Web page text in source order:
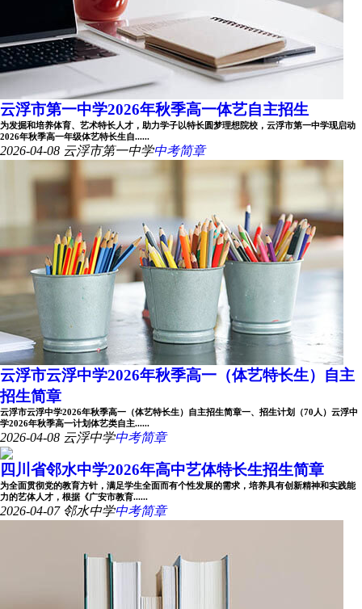
云浮市第一中学2026年秋季高一体艺自主招生
为发掘和培养体育、艺术特长人才，助力学子以特长圆梦理想院校，云浮市第一中学现启动
2026年秋季高一年级体艺特长生自......
2026-04-08 云浮市第一中学中考简章
云浮市云浮中学2026年秋季高一（体艺特长生）自主
招生简章
云浮市云浮中学2026年秋季高一（体艺特长生）自主招生简章一、招生计划（70人）云浮中
学2026年秋季高一计划体艺类自主......
2026-04-08 云浮中学中考简章
四川省邻水中学2026年高中艺体特长生招生简章
为全面贯彻党的教育方针，满足学生全面而有个性发展的需求，培养具有创新精神和实践能
力的艺体人才，根据《广安市教育......
2026-04-07 邻水中学中考简章